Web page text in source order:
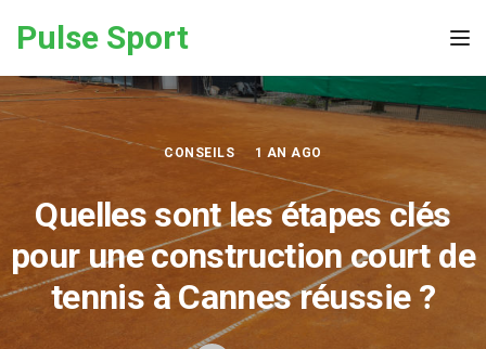
Pulse Sport
CONSEILS 1 AN AGO
Quelles sont les étapes clés
pour une construction court de
tennis à Cannes réussie ?